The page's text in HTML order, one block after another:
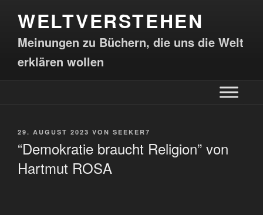
WELTVERSTEHEN
Meinungen zu Büchern, die uns die Welt
erklären wollen
29. AUGUST 2023 VON SEEKER7
“Demokratie braucht Religion” von
Hartmut ROSA